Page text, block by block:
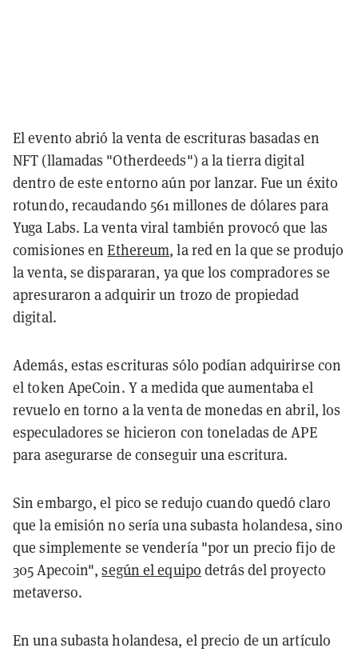
El evento abrió la venta de escrituras basadas en
NFT (llamadas "Otherdeeds") a la tierra digital
dentro de este entorno aún por lanzar. Fue un éxito
rotundo, recaudando 561 millones de dólares para
Yuga Labs. La venta viral también provocó que las
comisiones enEthereum, la red en la que se produjo
la venta, se dispararan, ya que los compradores se
apresuraron a adquirir un trozo de propiedad
digital.
Además, estas escrituras sólo podían adquirirse con
el token ApeCoin. Y a medida que aumentaba el
revuelo en torno a la venta de monedas en abril, los
especuladores se hicieron con toneladas de APE
para asegurarse de conseguir una escritura.
Sin embargo, el pico se redujo cuando quedó claro
que la emisión no sería una subasta holandesa, sino
que simplemente se vendería "por un precio fijo de
305 Apecoin",según el equipo detrás del proyecto
metaverso.
En una subasta holandesa, el precio de un artículo